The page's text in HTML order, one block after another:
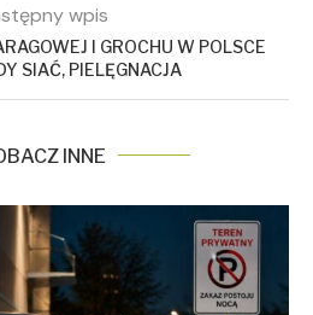
wpis
I GROCHU W POLSCE
SIAĆ, PIELĘGNACJA
INNE